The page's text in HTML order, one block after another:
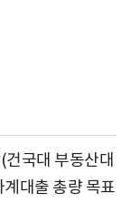
국대 부동산대
대출 총량 목표